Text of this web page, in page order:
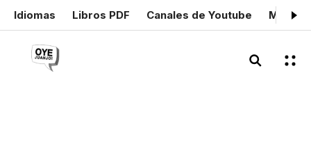
Idiomas Libros PDF Canales de Youtube Mis